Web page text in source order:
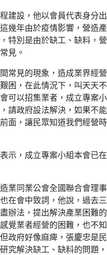
建設，他以會員代表身分出
幾年由於疫情影響，營造產
特別是由於缺工、缺料，營
見。
常見的現象，造成業界經營
困，在此情況下，叫天天不
可以招集業者，成立專案小
請政府設法解決，如果不能
面，讓民眾知道我們經營時
示，成立專案小組本會已在
業同業公會全國聯合會理事
在會中致詞，他說，過去三
辦法，提出解決產業困難的
覺業者經營的困難，也不知
政府好像麻痺，張慶忠是民
究解決缺工、缺料的問題，